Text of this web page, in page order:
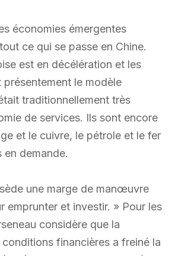
économies émergentes
ce qui se passe en Chine.
est en décélération et les
présentement le modèle
traditionnellement très
de services. Ils sont encore
et le cuivre, le pétrole et le fer
demande.
une marge de manœuvre
emprunter et investir. » Pour les
considère que la
financières a freiné la